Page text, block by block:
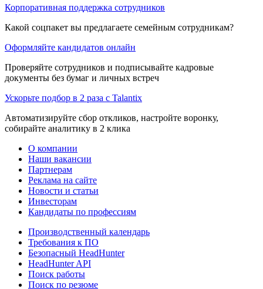
Корпоративная поддержка сотрудников
Какой соцпакет вы предлагаете семейным сотрудникам?
Оформляйте кандидатов онлайн
Проверяйте сотрудников и подписывайте кадровые
документы без бумаг и личных встреч
Ускорьте подбор в 2 раза с Talantix
Автоматизируйте сбор откликов, настройте воронку,
собирайте аналитику в 2 клика
О компании
Наши вакансии
Партнерам
Реклама на сайте
Новости и статьи
Инвесторам
Кандидаты по профессиям
Производственный календарь
Требования к ПО
Безопасный HeadHunter
HeadHunter API
Поиск работы
Поиск по резюме